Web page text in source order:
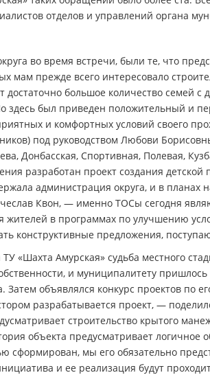
отделов и управлений органа
во время встречи, были те, что
мам прежде всего интересовало
большое количество семей с
здесь был приведен положительный и
и комфортных условий своего
под руководством Любови
Донбасская, Спортивная, Полевая,
разработан проект создания
администрация округа, и в планах
Квон, — именно ТОСы сегодня
жителей в программах по улучшению
конструктивные предложения,
«Шахта Амурская» судьба местного
и муниципалитету
Затем объявлялся конкурс проектов по
разрабатывается проект, —
строительство крытого
объекта предусматривает
сформирован, мы его обязательно
и ее реализация будут